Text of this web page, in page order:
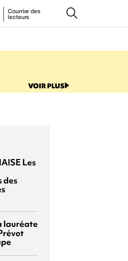
Courrier des
lecteurs
VOIR PLUS
Les
des
lauréate